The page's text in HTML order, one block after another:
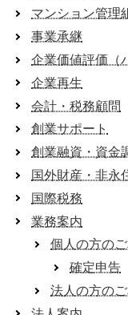
マンション管理
事業承継
企業価値評価（
企業再生
会計・税務顧問
創業サポート
創業融資・資金
国外財産・非永
国際税務
業務案内
個人の方の
確定申告
法人の方の